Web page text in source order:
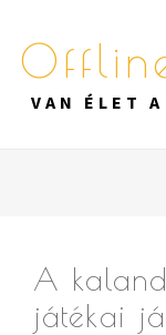
content
VAN ÉLET
A
játékai